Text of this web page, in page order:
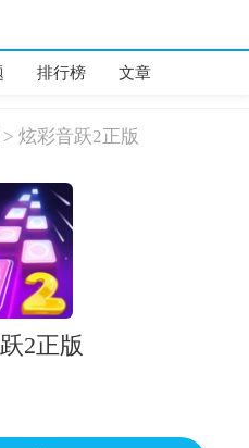
排行榜 文章
>炫彩音跃2正版
2正版